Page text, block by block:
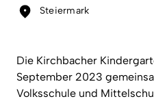
Steiermark
Die Kirchbacher
September 2023
Volksschule und